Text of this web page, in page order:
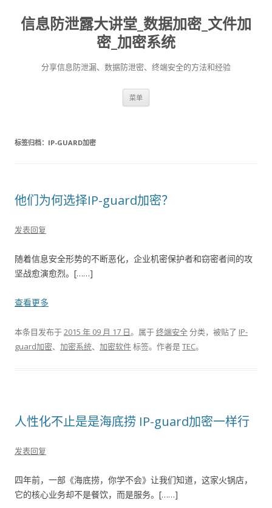
信息防泄露大讲堂_数据加密_文件加
密_加密系统
分享信息防泄漏、数据防泄密、终端安全的方法和经验
菜单
标签归档： IP-GUARD加密
他们为何选择IP-guard加密？
发表回复
随着信息安全形势的不断恶化，企业机密保护者和窃密者间的攻
坚战愈演愈烈。[……]
查看更多
本条目发布于2015 年 09 月 17 日。属于终端安全分类，被贴了 IP-
guard加密、 加密系统、 加密软件标签。 作者是TEC。
人性化不止是是海底捞 IP-guard加密一样行
发表回复
四年前，一部《海底捞，你学不会》让我们知道，这家火锅店，
它的核心业务却不是餐饮，而是服务。[……]